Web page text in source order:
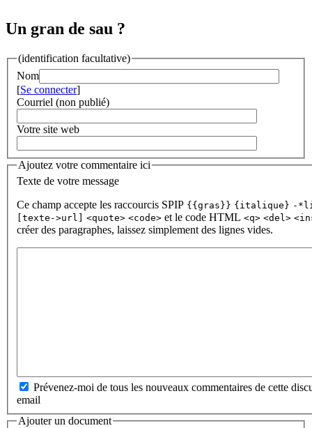
Un gran de sau ?
(identification facultative)
Nom
[Se connecter]
Courriel (non publié)
Votre site web
Ajoutez votre commentaire ici
Texte de votre message
Ce champ accepte les raccourcis SPIP {{gras}} {italique} -
[texte->url]
<quote> <code> et le code HTML <q> <del>
créer des paragraphes, laissez simplement des lignes vides.
Prévenez-moi de tous les nouveaux commentaires de cette
email
Ajouter un document